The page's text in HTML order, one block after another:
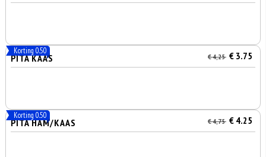
Korting 0.50
PITA KAAS € 4,25 € 3.75
Korting 0.50
PITA HAM/KAAS € 4,75 € 4.25